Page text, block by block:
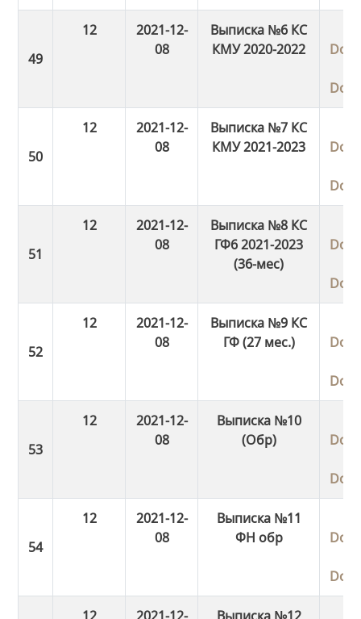
12
2021-12-
08
Выписка №6 КС
КМУ 2020-2022
12
2021-12-
08
Выписка №7 КС
КМУ 2021-2023
12
2021-12-
08
Выписка №8 КС
ГФ6 2021-2023
(36-мес)
12
2021-12-
08
Выписка №9 КС
ГФ (27 мес.)
12
2021-12-
08
Выписка №10
(Обр)
12
2021-12-
08
Выписка №11
ФН обр
12 2021-12- Выписка №12